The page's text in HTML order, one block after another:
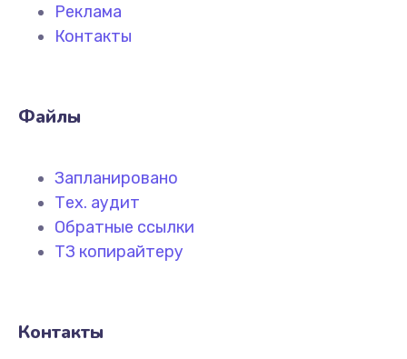
Реклама
Контакты
Файлы
Запланировано
Тех. аудит
Обратные ссылки
ТЗ копирайтеру
Контакты